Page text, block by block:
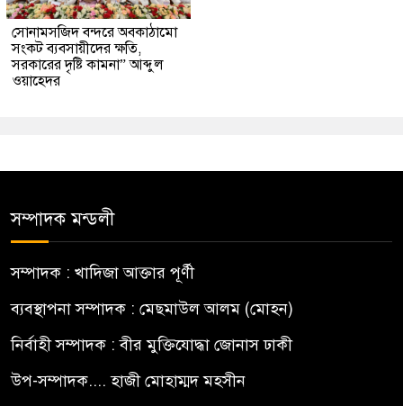
সোনামসজিদ বন্দরে অবকাঠামো
সংকট ব্যবসায়ীদের ক্ষতি,
সরকারের দৃষ্টি কামনা” আব্দুল
ওয়াহেদর
সম্পাদক মন্ডলী
সম্পাদক : খাদিজা আক্তার পূর্ণী
ব্যবস্থাপনা সম্পাদক : মেছমাউল আলম (মোহন)
নির্বাহী সম্পাদক : বীর মুক্তিযোদ্ধা জোনাস ঢাকী
উপ-সম্পাদক.... হাজী মোহাম্মদ মহসীন